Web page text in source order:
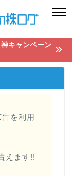
キャンペーン
を利用
えます!!